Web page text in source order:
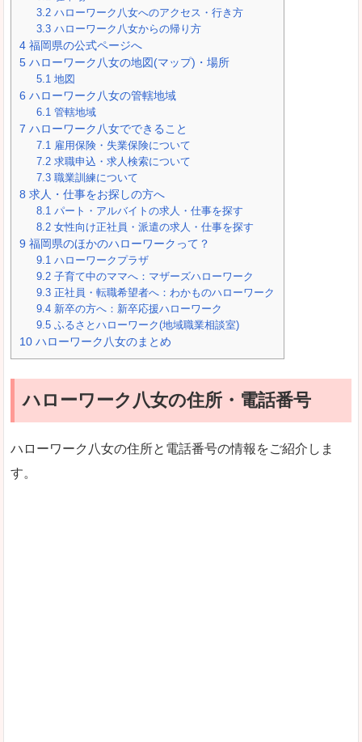
3.2 ハローワーク八女へのアクセス・行き方
3.3 ハローワーク八女からの帰り方
4 福岡県の公式ページへ
5 ハローワーク八女の地図(マップ)・場所
5.1 地図
6 ハローワーク八女の管轄地域
6.1 管轄地域
7 ハローワーク八女でできること
7.1 雇用保険・失業保険について
7.2 求職申込・求人検索について
7.3 職業訓練について
8 求人・仕事をお探しの方へ
8.1 パート・アルバイトの求人・仕事を探す
8.2 女性向け正社員・派遣の求人・仕事を探す
9 福岡県のほかのハローワークって？
9.1 ハローワークプラザ
9.2 子育て中のママへ：マザーズハローワーク
9.3 正社員・転職希望者へ：わかものハローワーク
9.4 新卒の方へ：新卒応援ハローワーク
9.5 ふるさとハローワーク(地域職業相談室)
10 ハローワーク八女のまとめ
ハローワーク八女の住所・電話番号
ハローワーク八女の住所と電話番号の情報をご紹介しま
す。